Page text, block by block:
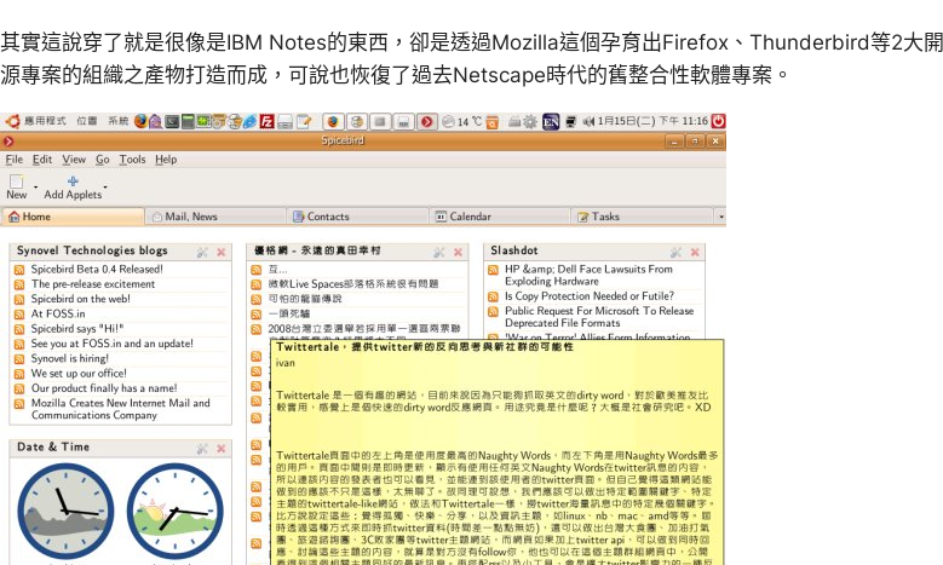
其實這說穿了就是很像是IBM Notes的東西，卻是透過Mozilla這個孕育出Firefox、Thunderbird等2大開
源專案的組織之產物打造而成，可說也恢復了過去Netscape時代的舊整合性軟體專案。